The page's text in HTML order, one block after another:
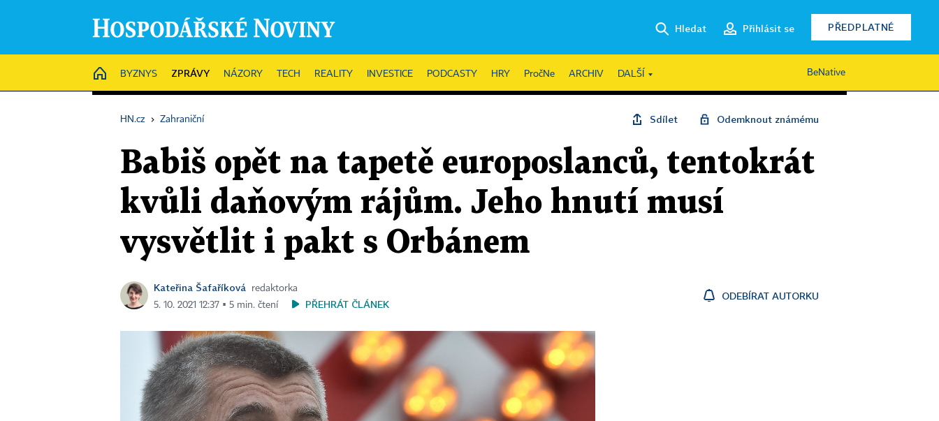
Hledat Přihlásit se PŘEDPLATNÉ
HOME
BYZNYS ZPRÁVY NÁZORY TECH REALITY INVESTICE PODCASTY HRY PročNe ARCHIV DALŠÍ BeNative
HN.cz › Zahraniční Sdílet Odemknout známému
Babiš opět na tapetě europoslanců, tentokrát
kvůli daňovým rájům. Jeho hnutí musí
vysvětlit i pakt s Orbánem
Kateřina Šafaříková
redaktorka
5. 10. 2021 12:37 ▪ 5 min. čtení
PŘEHRÁT ČLÁNEK
ODEBÍRAT AUTORKU